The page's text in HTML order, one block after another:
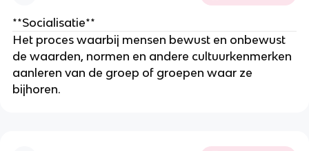
**Socialisatie**
Het proces waarbij mensen bewust en onbewust
de waarden, normen en andere cultuurkenmerken
aanleren van de groep of groepen waar ze
bijhoren.